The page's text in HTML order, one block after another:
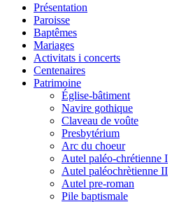
Présentation
Paroisse
Baptêmes
Mariages
Activitats i concerts
Centenaires
Patrimoine
Église-bâtiment
Navire gothique
Claveau de voûte
Presbytérium
Arc du choeur
Autel paléo-chrétienne I
Autel paléochrètienne II
Autel pre-roman
Pile baptismale